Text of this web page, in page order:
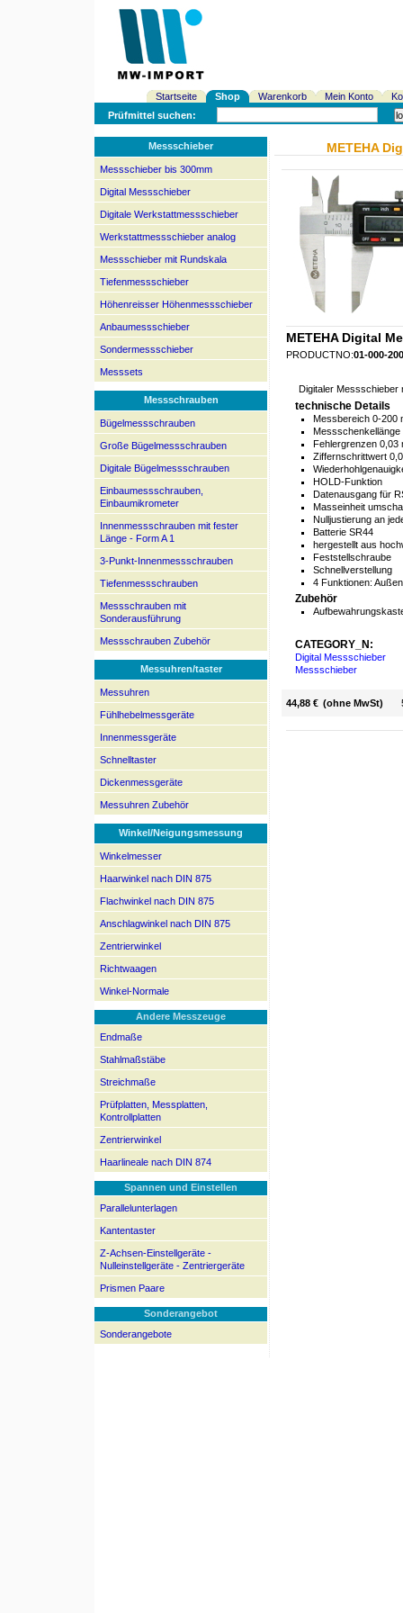
Startseite Shop Warenkorb Mein Konto
Prüfmittel suchen:
Messschieber
Messschieber bis 300mm
Digital Messschieber
Digitale Werkstattmessschieber
Werkstattmessschieber analog
Messschieber mit Rundskala
Tiefenmessschieber
Höhenreisser Höhenmessschieber
Anbaumessschieber
Sondermessschieber
Messsets
Messschrauben
Bügelmessschrauben
Große Bügelmessschrauben
Digitale Bügelmessschrauben
Einbaumessschrauben,
Einbaumikrometer
Innenmessschrauben mit fester
Länge - Form A 1
3-Punkt-Innenmessschrauben
Tiefenmessschrauben
Messschrauben mit
Sonderausführung
Messschrauben Zubehör
Messuhren/taster
Messuhren
Fühlhebelmessgeräte
Innenmessgeräte
Schnelltaster
Dickenmessgeräte
Messuhren Zubehör
Winkel/Neigungsmessung
Winkelmesser
Haarwinkel nach DIN 875
Flachwinkel nach DIN 875
Anschlagwinkel nach DIN 875
Zentrierwinkel
Richtwaagen
Winkel-Normale
Andere Messzeuge
Endmaße
Stahlmaßstäbe
Streichmaße
Prüfplatten, Messplatten,
Kontrollplatten
Zentrierwinkel
Haarlineale nach DIN 874
Spannen und Einstellen
Parallelunterlagen
Kantentaster
Z-Achsen-Einstellgeräte -
Nulleinstellgeräte - Zentriergeräte
Prismen Paare
Sonderangebot
Sonderangebote
METEHA
METEHA Digital
PRODUCTNO:01-000-
Digitaler Messschieber
technische Details
Messbereich 0-200
Messschenkellänge
Fehlergrenzen 0,03
Ziffernschrittwert
HOLD-Funktion
Datenausgang für
Masseinheit
Nulljustierung an
Batterie SR44
hergestellt aus
Feststellschraube
Schnellverstellung
4 Funktionen:
Zubehör
CATEGORY_N:
Digital Messschieber
Messschieber
44,88 € (ohne MwSt)